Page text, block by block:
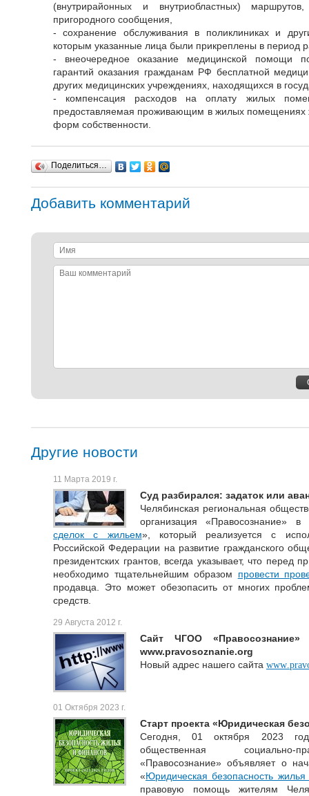
(внутрирайонных и внутриобластных)
пригородного сообщения,
- сохранение обслуживания в поликлиниках и
которым указанные лица были прикреплены в период
- внеочередное оказание медицинской помощи
гарантий оказания гражданам РФ бесплатной
других медицинских учреждениях, находящихся в
- компенсация расходов на оплату жилых
предоставляемая проживающим в жилых помещениях
форм собственности.
Поделиться…
Добавить комментарий
Имя
Ваш
Другие новости
11 Марта 2019 г.
Суд разбирался: задаток или
Челябинская региональная
организация «Правосознание»
сделок с жильем», который реализуется с
Российской Федерации на развитие гражданского
президентских грантов, всегда указывает, что
необходимо тщательнейшим образом провести
продавца. Это может обезопасить от многих
средств.
29 Августа 2012 г.
Сайт ЧГОО
www.pravosoznanie.org
Новый адрес нашего сайта www.
01 Октября 2023 г.
Старт проекта «Юридическая
Сегодня, 01 октября 2023
общественная социально-
«Правосознание» объявляет о
«Юридическая безопасность
правовую помощь жителям